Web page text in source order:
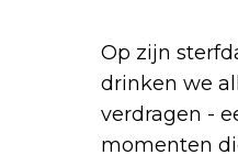
Op zijn
drinken we
verdragen -
momenten